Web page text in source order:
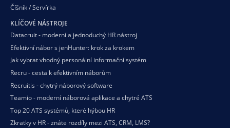
Číšník / Servírka
KLÍČOVÉ NÁSTROJE
Datacruit - moderní a jednoduchý HR nástroj
Efektivní nábor s jenHunter: krok za krokem
Jak vybrat vhodný personální informační systém
Recru - cesta k efektivním náborům
Recruitis - chytrý náborový software
Teamio - moderní náborová aplikace a chytré ATS
Top 20 ATS systémů, které hýbou HR
Zkratky v HR - znáte rozdíly mezi ATS, CRM, LMS?